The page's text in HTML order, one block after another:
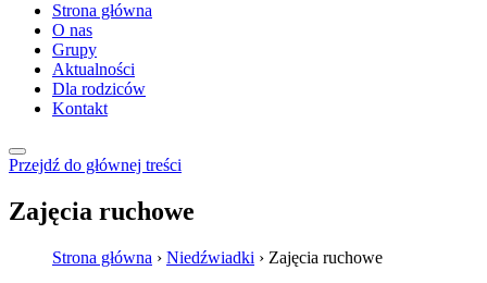
Strona główna
O nas
Grupy
Aktualności
Dla rodziców
Kontakt
Przejdź do głównej treści
Zajęcia ruchowe
Strona główna › Niedźwiadki › Zajęcia ruchowe